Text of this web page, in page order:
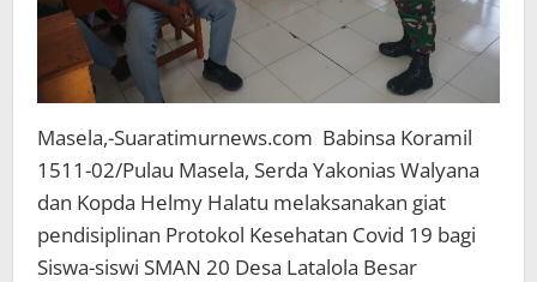
Masela,-Suaratimurnews.com Babinsa Koramil
1511-02/Pulau Masela, Serda Yakonias Walyana
dan Kopda Helmy Halatu melaksanakan giat
pendisiplinan Protokol Kesehatan Covid 19 bagi
Siswa-siswi SMAN 20 Desa Latalola Besar